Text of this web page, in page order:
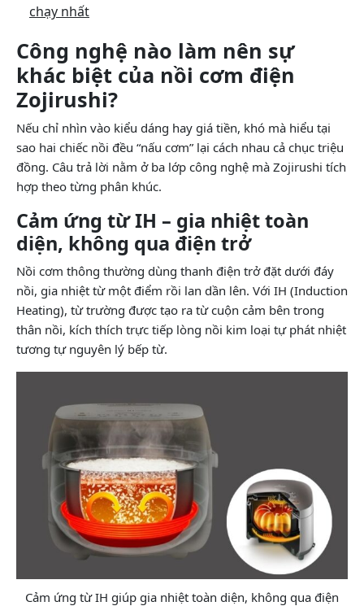
chạy nhất
Công nghệ nào làm nên sự
khác biệt của nồi cơm điện
Zojirushi?
Nếu chỉ nhìn vào kiểu dáng hay giá tiền, khó mà hiểu tại
sao hai chiếc nồi đều “nấu cơm” lại cách nhau cả chục triệu
đồng. Câu trả lời nằm ở ba lớp công nghệ mà Zojirushi tích
hợp theo từng phân khúc.
Cảm ứng từ IH – gia nhiệt toàn
diện, không qua điện trở
Nồi cơm thông thường dùng thanh điện trở đặt dưới đáy
nồi, gia nhiệt từ một điểm rồi lan dần lên. Với IH (Induction
Heating), từ trường được tạo ra từ cuộn cảm bên trong
thân nồi, kích thích trực tiếp lòng nồi kim loại tự phát nhiệt
tương tự nguyên lý bếp từ.
Cảm ứng từ IH giúp gia nhiệt toàn diện, không qua điện